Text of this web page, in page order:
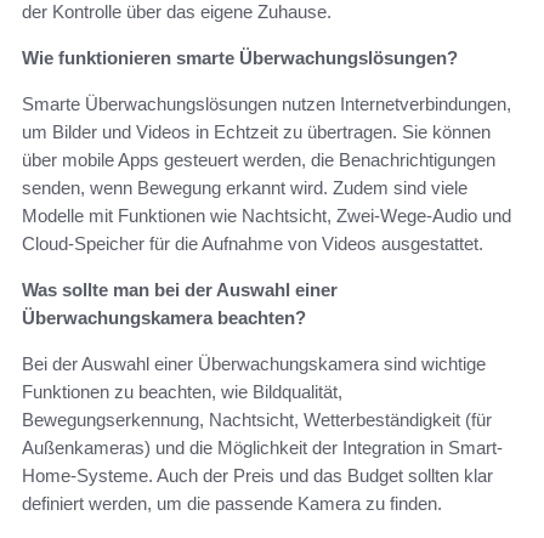
der Kontrolle über das eigene Zuhause.
Wie funktionieren smarte Überwachungslösungen?
Smarte Überwachungslösungen nutzen Internetverbindungen,
um Bilder und Videos in Echtzeit zu übertragen. Sie können
über mobile Apps gesteuert werden, die Benachrichtigungen
senden, wenn Bewegung erkannt wird. Zudem sind viele
Modelle mit Funktionen wie Nachtsicht, Zwei-Wege-Audio und
Cloud-Speicher für die Aufnahme von Videos ausgestattet.
Was sollte man bei der Auswahl einer
Überwachungskamera beachten?
Bei der Auswahl einer Überwachungskamera sind wichtige
Funktionen zu beachten, wie Bildqualität,
Bewegungserkennung, Nachtsicht, Wetterbeständigkeit (für
Außenkameras) und die Möglichkeit der Integration in Smart-
Home-Systeme. Auch der Preis und das Budget sollten klar
definiert werden, um die passende Kamera zu finden.